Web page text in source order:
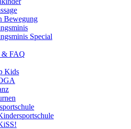
Bewegung
Special
& FAQ
Kids